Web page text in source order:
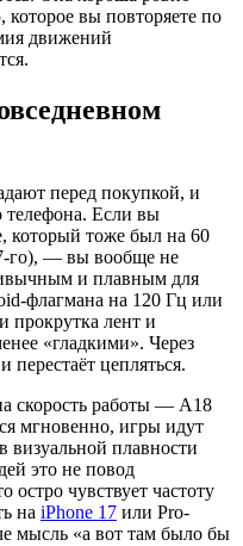
которое вы повторяете по
движений
перед покупкой, и
телефона. Если вы
который тоже был на 60
го), — вы вообще не
и плавным для
флагмана на 120 Гц или
прокрутка лент и
«гладкими». Через
перестаёт цепляться.
скорость работы — A18
мгновенно, игры идут
визуальной плавности
это не повод
остро чувствует частоту
на iPhone 17 или Pro-
мысль «а вот там было бы